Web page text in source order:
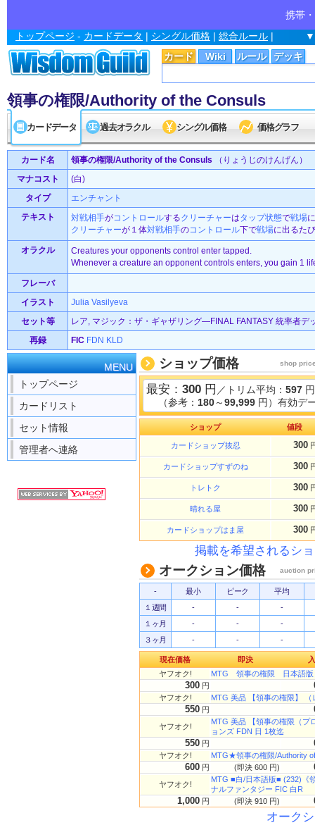
携帯
カード Wiki ルール デッキ
トップページ - カードデータ | シングル価格 | 総合ルール |
領事の権限/Authority of the Consuls
カードデータ 過去オラクル シングル価格 価格グラフ
カード名 領事の権限/Authority of the Consuls （りょうじのけんげん）
マナコスト
(白)
タイプ
エンチャント
テキスト
対戦相手がコントロールするクリーチャーはタップ状態で戦場
クリーチャーが１体対戦相手のコントロール下で戦場に出るた
オラクル
Creatures your opponents control enter tapped.
Whenever a creature an opponent controls enters, you gain 1
フレーバ
イラスト
Julia Vasilyeva
セット等
レア, マジック：ザ・ギャザリング—FINAL FANTASY 統率者デ
再録
FIC FDN KLD
MENU
トップページ
カードリスト
セット情報
管理者へ連絡
ショップ価格 shop
最安： 300 円 ／トリム平均： 597 円
（参考： 180～99,999 円）有効デ
ショップ 値段
カードショップ抜忍 300
カードショップすずのね 300
トレトク 300
晴れる屋 300
カードショップはま屋 300
掲載を希望されるシ
オークション価格 auction
- 最小 ピーク
平均
１週間
- -
-
１ヶ月
- -
-
３ヶ月
- - -
現在価格 即決
ヤフオク!
MTG 領事の権限 日本語
300 円
ヤフオク! MTG 美品 【領事の権限】
550 円
ヤフオク!
MTG 美品 【領事の権限（プ
ョンズ FDN 日 1枚迄
550 円
ヤフオク! MTG★領事の権限/Authority
600 円 (即決 600 円)
ヤフオク!
MTG ■白/日本語版■ (232)《
ナルファンタジー FIC 白R
1,000 円 (即決 910 円)
オーク